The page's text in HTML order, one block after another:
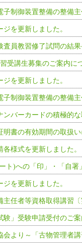
子制御装置整備の整備
を更新しました。
査員教習修了試問の結
受講生募集のご案内に
を更新しました。
子制御装置整備の整備
ンバーカードの積極的
明書の有効期間の取扱
様式を更新しました。
ト)への「印」・「自
を更新しました。
主任者等資格取得講習
験」受験申請受付のご
会より～「古物管理者